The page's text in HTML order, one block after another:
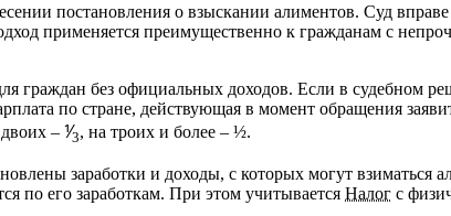
постановления о взыскании алиментов. Суд
применяется преимущественно к гражданам с
граждан без официальных доходов. Если в судебном
по стране, действующая в момент обращения
– ⅟3, на троих и более – ½.
заработки и доходы, с которых могут
по его заработкам. При этом учитывается Налог с